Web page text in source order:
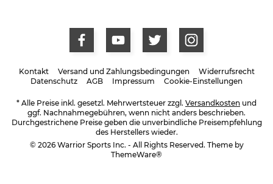
Kontakt Versand und Zahlungsbedingungen
Widerrufsrecht
Datenschutz
AGB Impressum Cookie-Einstellungen
* Alle Preise inkl. gesetzl. Mehrwertsteuer zzgl. Versandkosten und
ggf. Nachnahmegebühren, wenn nicht anders beschrieben.
Durchgestrichene Preise geben die unverbindliche Preisempfehlung
des Herstellers wieder.
© 2026 Warrior Sports Inc. - All Rights Reserved. Theme by
ThemeWare®